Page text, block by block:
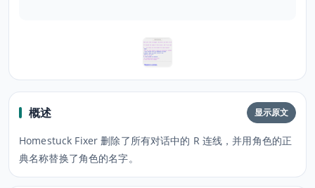
概述 显示原文
Homestuck Fixer 删除了所有对话中的 R 连线，并用角色的正
典名称替换了角色的名字。